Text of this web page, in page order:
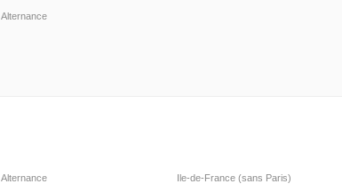
Alternance
Alternance Ile-de-France (sans Paris)